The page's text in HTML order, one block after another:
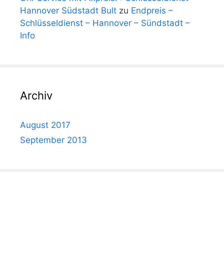
Hannover Südstadt Bult zu Endpreis –
Schlüsseldienst – Hannover – Sündstadt –
Info
Archiv
August 2017
September 2013